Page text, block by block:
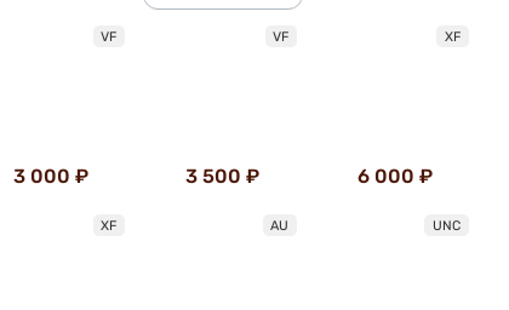
VF
3 000 ₽
VF
3 500 ₽
XF
6 000 ₽
XF AU UNC